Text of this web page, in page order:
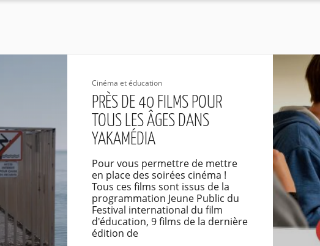
Cinéma et éducation
PRÈS DE 40 FILMS POUR
TOUS LES ÂGES DANS
YAKAMÉDIA
Pour vous permettre de mettre
en place des soirées cinéma !
Tous ces films sont issus de la
programmation Jeune Public du
Festival international du film
d'éducation, 9 films de la dernière
édition de